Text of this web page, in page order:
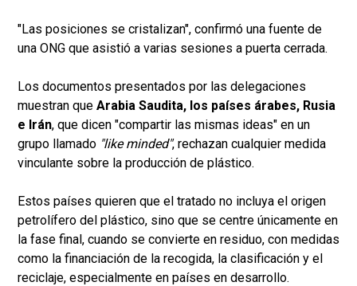
"Las posiciones se cristalizan", confirmó una fuente de
una ONG que asistió a varias sesiones a puerta cerrada.
Los documentos presentados por las delegaciones
muestran que Arabia Saudita, los países árabes, Rusia
e Irán, que dicen "compartir las mismas ideas" en un
grupo llamado "like minded", rechazan cualquier medida
vinculante sobre la producción de plástico.
Estos países quieren que el tratado no incluya el origen
petrolífero del plástico, sino que se centre únicamente en
la fase final, cuando se convierte en residuo, con medidas
como la financiación de la recogida, la clasificación y el
reciclaje, especialmente en países en desarrollo.